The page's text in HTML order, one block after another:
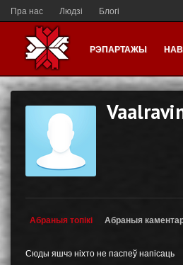
Пра нас Людзі Блогі
РЭПАРТАЖЫ
Абраныя топікі Абраныя
Сюды яшчэ ніхто не паспеў напісаць